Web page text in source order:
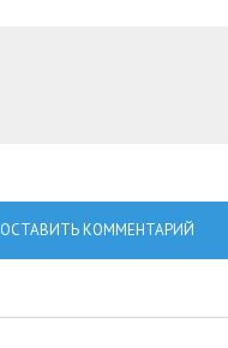
ОСТАВИТЬ КОММЕНТАРИЙ